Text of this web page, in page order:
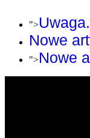
">
Nowe
">Nowe